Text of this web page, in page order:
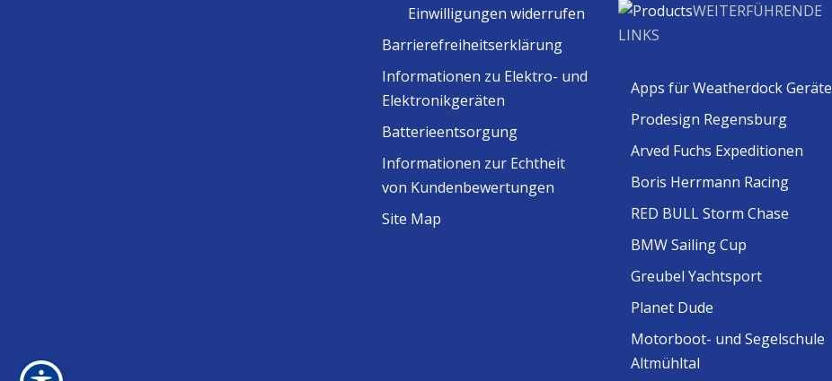
Einwilligungen widerrufen
Barrierefreiheitserklärung
Informationen zu Elektro- und
Elektronikgeräten
Batterieentsorgung
Informationen zur Echtheit
von Kundenbewertungen
Site Map
WEITERFÜHRENDE
LINKS
Apps für Weatherdock Geräte
Prodesign Regensburg
Arved Fuchs Expeditionen
Boris Herrmann Racing
RED BULL Storm Chase
BMW Sailing Cup
Greubel Yachtsport
Planet Dude
Motorboot- und Segelschule
Altmühltal